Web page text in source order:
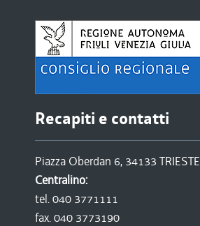
Recapiti e contatti
Piazza Oberdan 6, 34133 TRIESTE
Centralino:
tel. 040 3771111
fax. 040 3773190